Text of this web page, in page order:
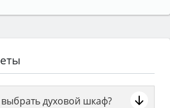
духовой шкаф?